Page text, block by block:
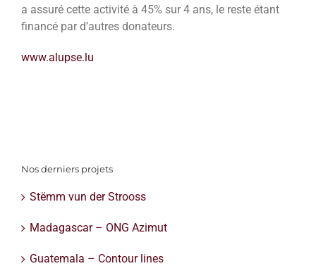
a assuré cette activité à 45% sur 4 ans, le reste étant
financé par d’autres donateurs.
www.alupse.lu
Nos derniers projets
Stëmm vun der Strooss
Madagascar – ONG Azimut
Guatemala – Contour lines